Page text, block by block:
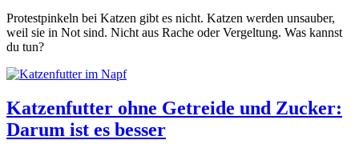
Protestpinkeln bei Katzen gibt es nicht. Katzen werden unsauber,
weil sie in Not sind. Nicht aus Rache oder Vergeltung. Was kannst
du tun?
Katzenfutter ohne Getreide und Zucker:
Darum ist es besser